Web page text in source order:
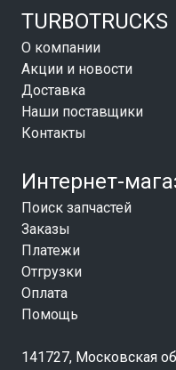
TURBOTRUCKS
О компании
Акции и новости
Доставка
Наши поставщики
Контакты
Интернет-
Поиск запчастей
Заказы
Платежи
Отгрузки
Оплата
Помощь
141727, Московская